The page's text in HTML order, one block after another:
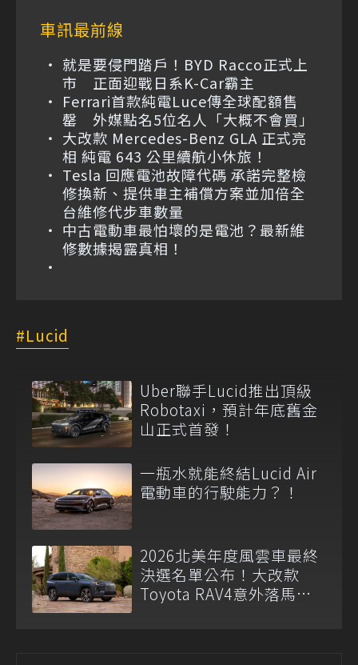
車訊最前線
就是要侵門踏戶！BYD Racco正式上
市 正面迎戰日系K-Car霸主
Ferrari首款純電Luce傳全球配額售
罄 外媒點名5位名人「大概不會買」
大改款 Mercedes-Benz GLA 正式亮
相 純電 643 公里續航小休旅！
Tesla 回應電池故障代碼 承諾完整檢
修換新、提供車主補償方案並加倍全
台維修代步車數量
中古電動車最怕壞的是電池？最新維
修數據揭露真相！
Lucid
Uber聯手Lucid推出頂級
Robotaxi，預計年底舊金
山正式首發！
一瓶水就能終結Lucid Air
電動車的行駛能力？！
2026北美年度風雲車最終
決選名單公布！大改款
Toyota RAV4意外落馬引